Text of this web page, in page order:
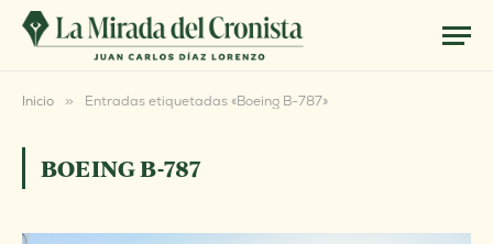
Inicio » Entradas etiquetadas «Boeing B-787»
BOEING B-787